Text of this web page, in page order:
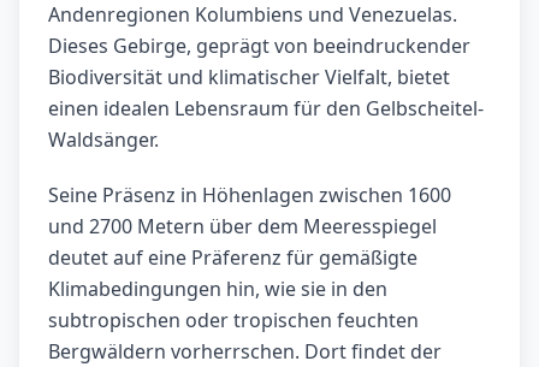
Andenregionen Kolumbiens und Venezuelas.
Dieses Gebirge, geprägt von beeindruckender
Biodiversität und klimatischer Vielfalt, bietet
einen idealen Lebensraum für den Gelbscheitel-
Waldsänger.
Seine Präsenz in Höhenlagen zwischen 1600
und 2700 Metern über dem Meeresspiegel
deutet auf eine Präferenz für gemäßigte
Klimabedingungen hin, wie sie in den
subtropischen oder tropischen feuchten
Bergwäldern vorherrschen. Dort findet der